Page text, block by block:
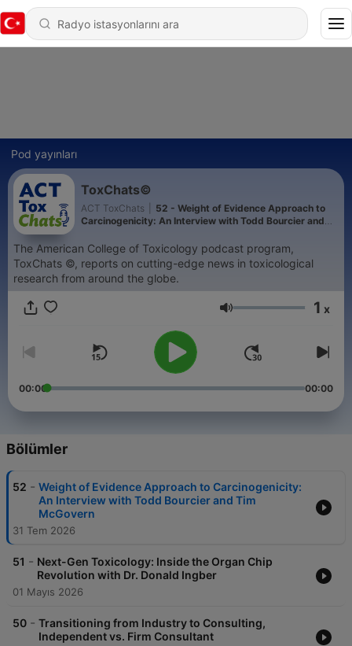
Pod yayınları
ToxChats©
ACT ToxChats
52 - Weight of Evidence Approach to
Carcinogenicity: An Interview with Todd Bourcier and
The American College of Toxicology podcast program,
ToxChats ©, reports on cutting-edge news in toxicological
research from around the globe.
Ses 1 x
00:00 00:00
Bölümler
52 - Weight of Evidence Approach to Carcinogenicity:
An Interview with Todd Bourcier and Tim
McGovern
31 Tem 2026
51 - Next-Gen Toxicology: Inside the Organ Chip
Revolution with Dr. Donald Ingber
01 Mayıs 2026
50 - Transitioning from Industry to Consulting,
Independent vs. Firm Consultant